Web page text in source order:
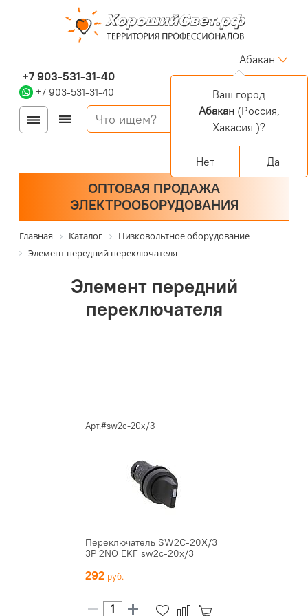
+7 903-531-31-40
+7 903-531-31-40
Абакан
Войти
Регистрация
Корзина
0 позиций
ОПТОВАЯ ПРОДАЖА
ЭЛЕКТРООБОРУДОВАНИЯ
Главная Каталог
Низковольтное оборудование
Элемент передний переключателя
Элемент передний
переключателя
Арт.#sw2c-20x/3
Переключатель SW2C-20X/3
3P 2NO EKF sw2c-20x/3
292
Ваш город
Абакан(Россия,
Хакасия )?
Нет Да